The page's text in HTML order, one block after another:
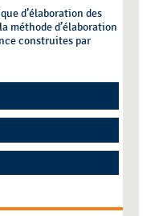
d’élaboration des
méthode d’élaboration
construites par